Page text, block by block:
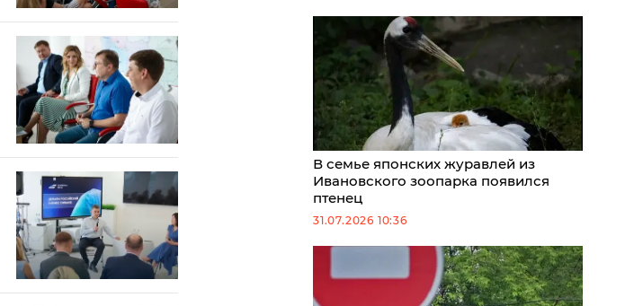
В семье японских журавлей из
Ивановского зоопарка появился
птенец
31.07.2026 10:36